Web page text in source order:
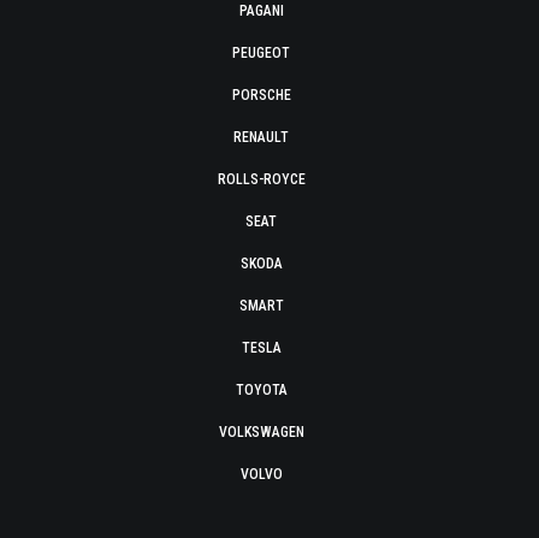
PAGANI
PEUGEOT
PORSCHE
RENAULT
ROLLS-ROYCE
SEAT
SKODA
SMART
TESLA
TOYOTA
VOLKSWAGEN
VOLVO